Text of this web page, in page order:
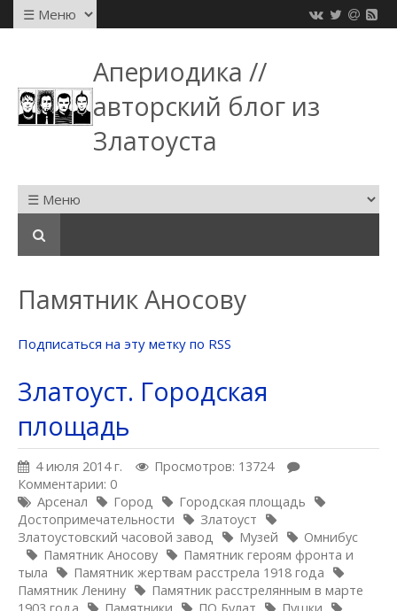
Апериодика //
авторский блог из
Златоуста
Памятник Аносову
Подписаться на эту метку по RSS
Златоуст. Городская
площадь
4 июля 2014 г.
Просмотров: 13724
Комментарии: 0
Арсенал
Город
Городская площадь
Достопримечательности
Златоуст
Златоустовский часовой завод
Музей
Омнибус
Памятник Аносову
Памятник героям фронта и
тыла
Памятник жертвам расстрела 1918 года
Памятник Ленину
Памятник расстрелянным в марте